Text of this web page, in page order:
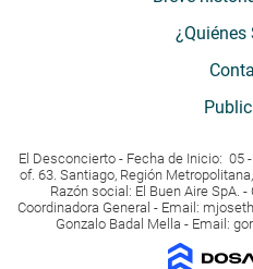
¿Quiénes
El Desconcierto - Fecha de Inicio: 05
of. 63. Santiago, Región
Razón social: El Buen Aire SpA.
Coordinadora General - Email:
Gonzalo Badal Mella - Email: